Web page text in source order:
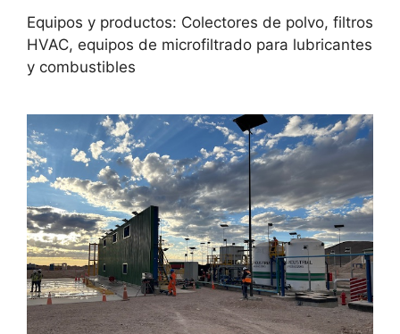
Equipos y productos: Colectores de polvo, filtros
HVAC, equipos de microfiltrado para lubricantes
y combustibles